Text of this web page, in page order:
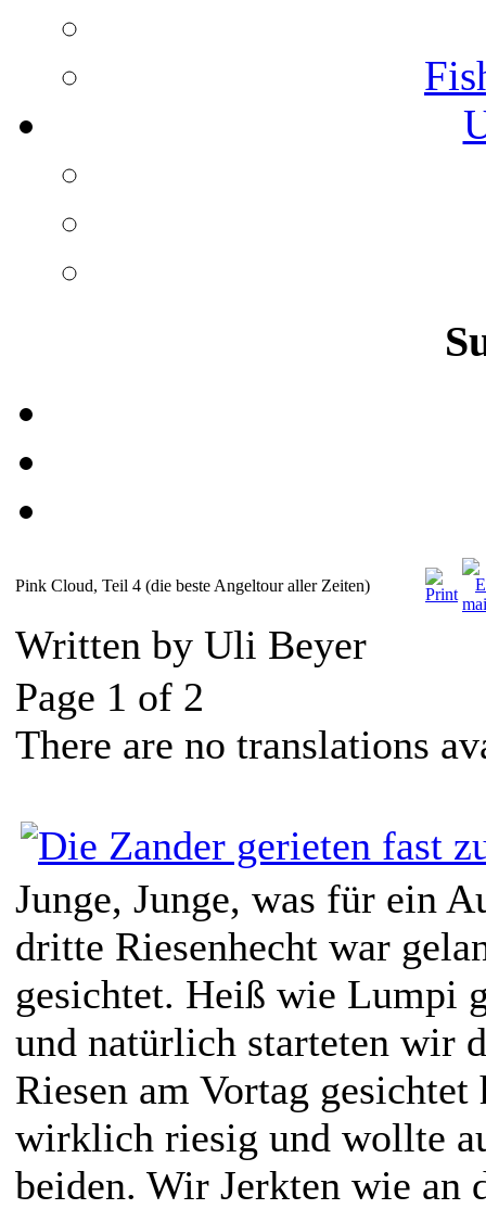
Pink Cloud, Teil 4 (die beste Angeltour aller Zeiten)
Written by Uli Beyer
Page 1 of 2
There are no translations
Junge, Junge, was für ein
dritte Riesenhecht war
gesichtet. Heiß wie Lumpi
und natürlich starteten wir
Riesen am Vortag
wirklich riesig und wollte
beiden. Wir Jerkten wie an